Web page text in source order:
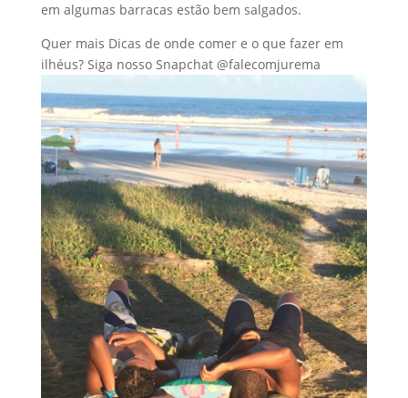
em algumas barracas estão bem salgados.
Quer mais Dicas de onde comer e o que fazer em
ilhéus? Siga nosso Snapchat @falecomjurema